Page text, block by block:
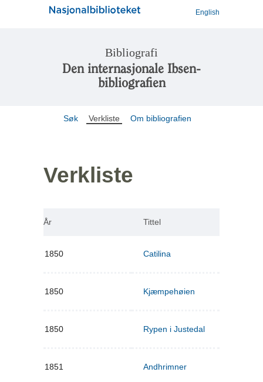
English
Bibliografi
Den internasjonale Ibsen-
bibliografien
Søk Verkliste Om bibliografien
Verkliste
År Tittel
1850 Catilina
1850 Kjæmpehøien
1850 Rypen i Justedal
1851 Andhrimner